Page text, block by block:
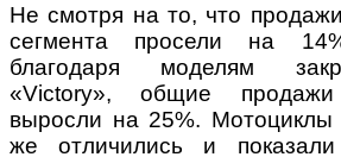
Не смотря на то, что
сегмента просели на
благодаря моделям
«Victory», общие продажи
выросли на 25%. Мотоциклы
же отличились и